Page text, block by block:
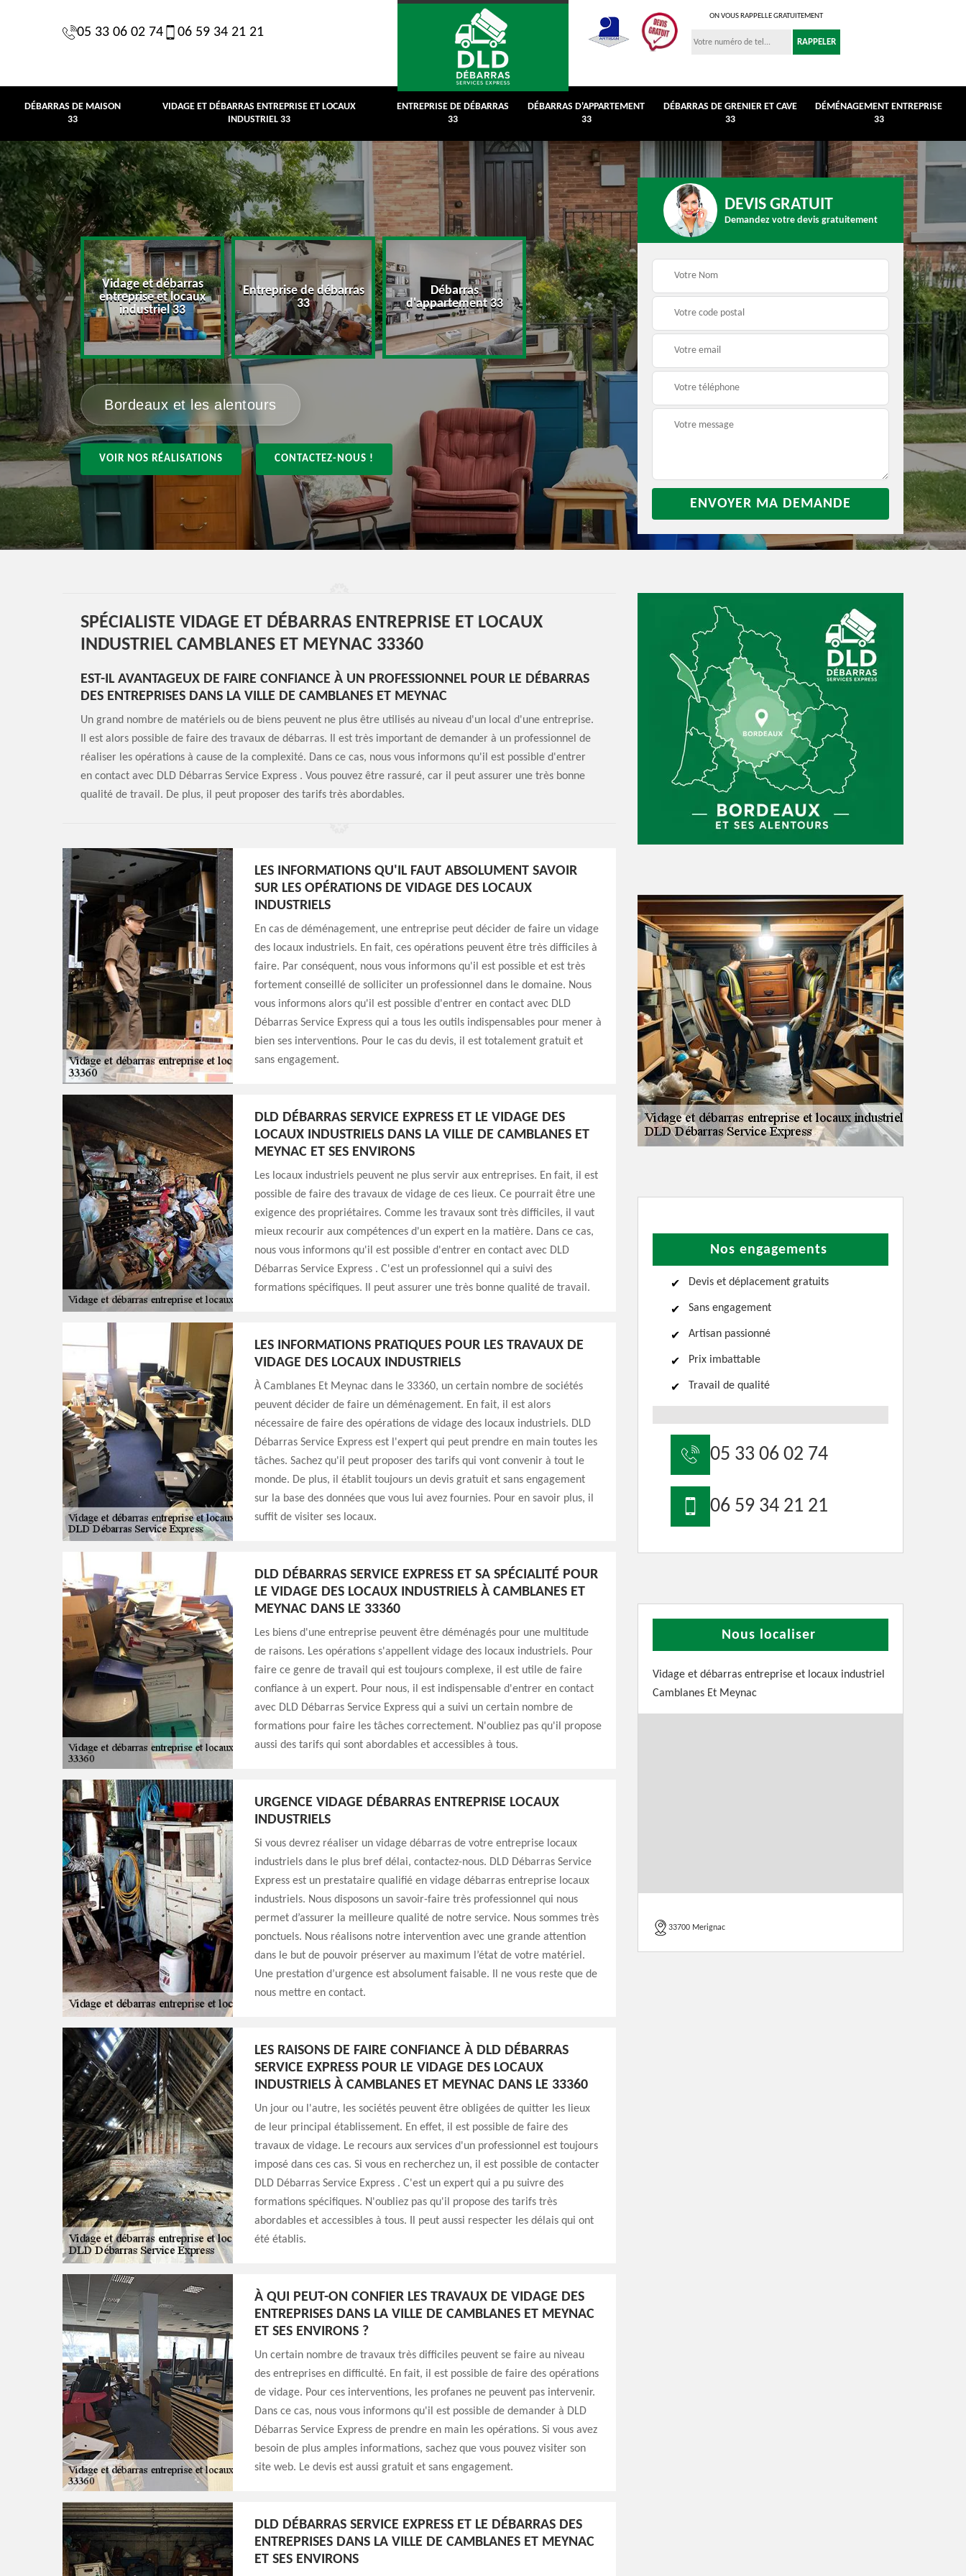
05 33 06 02 74 06 59 34 21 21
ON VOUS RAPPELLE GRATUITEMENT
DÉBARRAS DE MAISON
33
VIDAGE ET DÉBARRAS ENTREPRISE ET LOCAUX
INDUSTRIEL 33
ENTREPRISE DE DÉBARRAS
33
DÉBARRAS D'APPARTEMENT
33
DÉBARRAS DE GRENIER ET CAVE
33
DÉMÉNAGEMENT ENTREPRISE
33
maison 33
Vidage et débarras
entreprise et locaux
industriel 33
Entreprise de débarras
33
Débarras
d'appartement 33
Débarras de grenier et
cave 33
Déménagement
Débarras de maison
Bordeaux et les alentours
VOIR NOS RÉALISATIONS CONTACTEZ-NOUS !
DEVIS GRATUIT
Demandez votre devis gratuitement
SPÉCIALISTE VIDAGE ET DÉBARRAS ENTREPRISE ET LOCAUX
INDUSTRIEL CAMBLANES ET MEYNAC 33360
EST-IL AVANTAGEUX DE FAIRE CONFIANCE À UN PROFESSIONNEL POUR LE DÉBARRAS
DES ENTREPRISES DANS LA VILLE DE CAMBLANES ET MEYNAC
Un grand nombre de matériels ou de biens peuvent ne plus être utilisés au niveau d'un local d'une entreprise.
Il est alors possible de faire des travaux de débarras. Il est très important de demander à un professionnel de
réaliser les opérations à cause de la complexité. Dans ce cas, nous vous informons qu'il est possible d'entrer
en contact avec DLD Débarras Service Express . Vous pouvez être rassuré, car il peut assurer une très bonne
qualité de travail. De plus, il peut proposer des tarifs très abordables.
LES INFORMATIONS QU'IL FAUT ABSOLUMENT SAVOIR
SUR LES OPÉRATIONS DE VIDAGE DES LOCAUX
INDUSTRIELS
En cas de déménagement, une entreprise peut décider de faire un vidage
des locaux industriels. En fait, ces opérations peuvent être très difficiles à
faire. Par conséquent, nous vous informons qu'il est possible et est très
fortement conseillé de solliciter un professionnel dans le domaine. Nous
vous informons alors qu'il est possible d'entrer en contact avec DLD
Débarras Service Express qui a tous les outils indispensables pour mener à
bien ses interventions. Pour le cas du devis, il est totalement gratuit et
sans engagement.
DLD DÉBARRAS SERVICE EXPRESS ET LE VIDAGE DES
LOCAUX INDUSTRIELS DANS LA VILLE DE CAMBLANES ET
MEYNAC ET SES ENVIRONS
Les locaux industriels peuvent ne plus servir aux entreprises. En fait, il est
possible de faire des travaux de vidage de ces lieux. Ce pourrait être une
exigence des propriétaires. Comme les travaux sont très difficiles, il vaut
mieux recourir aux compétences d'un expert en la matière. Dans ce cas,
nous vous informons qu'il est possible d'entrer en contact avec DLD
Débarras Service Express . C'est un professionnel qui a suivi des
formations spécifiques. Il peut assurer une très bonne qualité de travail.
LES INFORMATIONS PRATIQUES POUR LES TRAVAUX DE
VIDAGE DES LOCAUX INDUSTRIELS
À Camblanes Et Meynac dans le 33360, un certain nombre de sociétés
peuvent décider de faire un déménagement. En fait, il est alors
nécessaire de faire des opérations de vidage des locaux industriels. DLD
Débarras Service Express est l'expert qui peut prendre en main toutes les
tâches. Sachez qu'il peut proposer des tarifs qui vont convenir à tout le
monde. De plus, il établit toujours un devis gratuit et sans engagement
sur la base des données que vous lui avez fournies. Pour en savoir plus, il
suffit de visiter ses locaux.
DLD DÉBARRAS SERVICE EXPRESS ET SA SPÉCIALITÉ POUR
LE VIDAGE DES LOCAUX INDUSTRIELS À CAMBLANES ET
MEYNAC DANS LE 33360
Les biens d'une entreprise peuvent être déménagés pour une multitude
de raisons. Les opérations s'appellent vidage des locaux industriels. Pour
faire ce genre de travail qui est toujours complexe, il est utile de faire
confiance à un expert. Pour nous, il est indispensable d'entrer en contact
avec DLD Débarras Service Express qui a suivi un certain nombre de
formations pour faire les tâches correctement. N'oubliez pas qu'il propose
aussi des tarifs qui sont abordables et accessibles à tous.
URGENCE VIDAGE DÉBARRAS ENTREPRISE LOCAUX
INDUSTRIELS
Si vous devrez réaliser un vidage débarras de votre entreprise locaux
industriels dans le plus bref délai, contactez-nous. DLD Débarras Service
Express est un prestataire qualifié en vidage débarras entreprise locaux
industriels. Nous disposons un savoir-faire très professionnel qui nous
permet d’assurer la meilleure qualité de notre service. Nous sommes très
ponctuels. Nous réalisons notre intervention avec une grande attention
dans le but de pouvoir préserver au maximum l’état de votre matériel.
Une prestation d’urgence est absolument faisable. Il ne vous reste que de
nous mettre en contact.
LES RAISONS DE FAIRE CONFIANCE À DLD DÉBARRAS
SERVICE EXPRESS POUR LE VIDAGE DES LOCAUX
INDUSTRIELS À CAMBLANES ET MEYNAC DANS LE 33360
Un jour ou l'autre, les sociétés peuvent être obligées de quitter les lieux
de leur principal établissement. En effet, il est possible de faire des
travaux de vidage. Le recours aux services d'un professionnel est toujours
imposé dans ces cas. Si vous en recherchez un, il est possible de contacter
DLD Débarras Service Express . C'est un expert qui a pu suivre des
formations spécifiques. N'oubliez pas qu'il propose des tarifs très
abordables et accessibles à tous. Il peut aussi respecter les délais qui ont
été établis.
À QUI PEUT-ON CONFIER LES TRAVAUX DE VIDAGE DES
ENTREPRISES DANS LA VILLE DE CAMBLANES ET MEYNAC
ET SES ENVIRONS ?
Un certain nombre de travaux très difficiles peuvent se faire au niveau
des entreprises en difficulté. En fait, il est possible de faire des opérations
de vidage. Pour ces interventions, les profanes ne peuvent pas intervenir.
Dans ce cas, nous vous informons qu'il est possible de demander à DLD
Débarras Service Express de prendre en main les opérations. Si vous avez
besoin de plus amples informations, sachez que vous pouvez visiter son
site web. Le devis est aussi gratuit et sans engagement.
DLD DÉBARRAS SERVICE EXPRESS ET LE DÉBARRAS DES
ENTREPRISES DANS LA VILLE DE CAMBLANES ET MEYNAC
ET SES ENVIRONS
Nos engagements
Devis et déplacement gratuits
Sans engagement
Artisan passionné
Prix imbattable
Travail de qualité
05 33 06 02 74
06 59 34 21 21
Nous localiser
Vidage et débarras entreprise et locaux industriel
Camblanes Et Meynac
33700 Merignac